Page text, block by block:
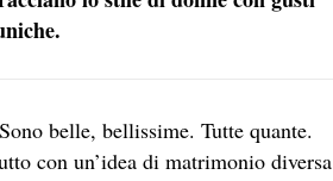
belle, bellissime. Tutte quante.
con un’idea di matrimonio diversa